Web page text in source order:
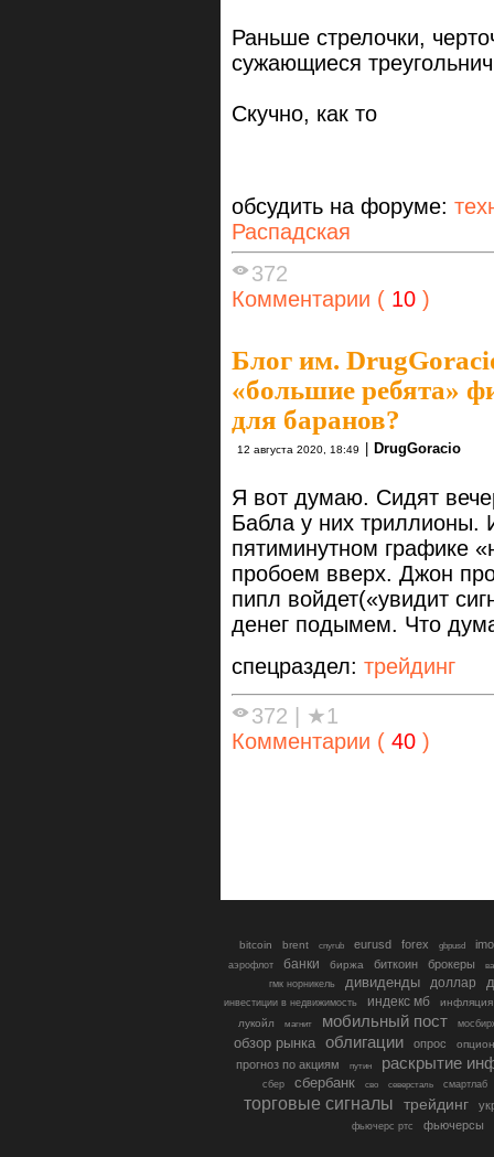
Раньше стрелочки,
сужающиеся
Скучно, как то
обсудить на форуме:
Распадская
372
Комментарии ( 10 )
Блог им.
«большие ребята»
для баранов?
12 августа 2020, 18:49 DrugGoracio
Я вот думаю. Сидят
Бабла у них триллионы.
пятиминутном графике
пробоем вверх. Джон
пипл войдет(«увидит
денег подымем. Что
спецраздел: трейдинг
372
★1
Комментарии ( 40 )
bitcoin brent cnyrub eurusd forex gbpusd
аэрофлот банки биржа биткоин брокеры
гмк норникель
дивиденды доллар
инвестиции в недвижимость индекс мб
инфляция
лукойл
магнит мобильный пост
обзор рынка облигации опрос
прогноз по акциям путин раскрытие
сбер сбербанк сво северсталь смартлаб
торговые сигналы трейдинг
фьючерс ртс фьючерсы